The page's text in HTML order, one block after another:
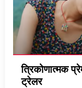
त्रिकोणात्मक
ट्रेलर